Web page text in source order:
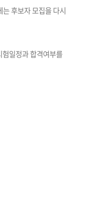
후보자 모집을 다시
일정과 합격여부를